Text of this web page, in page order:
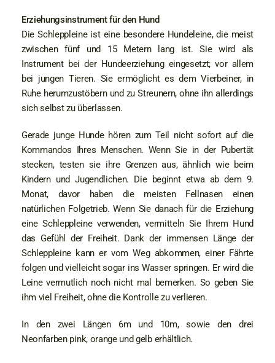
Erziehungsinstrument für den Hund
Die Schleppleine ist eine besondere Hundeleine, die meist
zwischen fünf und 15 Metern lang ist. Sie wird als
Instrument bei der Hundeerziehung eingesetzt; vor allem
bei jungen Tieren. Sie ermöglicht es dem Vierbeiner, in
Ruhe herumzustöbern und zu Streunern, ohne ihn allerdings
sich selbst zu überlassen.
Gerade junge Hunde hören zum Teil nicht sofort auf die
Kommandos Ihres Menschen. Wenn Sie in der Pubertät
stecken, testen sie ihre Grenzen aus, ähnlich wie beim
Kindern und Jugendlichen. Die beginnt etwa ab dem 9.
Monat, davor haben die meisten Fellnasen einen
natürlichen Folgetrieb. Wenn Sie danach für die Erziehung
eine Schleppleine verwenden, vermitteln Sie Ihrem Hund
das Gefühl der Freiheit. Dank der immensen Länge der
Schleppleine kann er vom Weg abkommen, einer Fährte
folgen und vielleicht sogar ins Wasser springen. Er wird die
Leine vermutlich noch nicht mal bemerken. So geben Sie
ihm viel Freiheit, ohne die Kontrolle zu verlieren.
In den zwei Längen 6m und 10m, sowie den drei
Neonfarben pink, orange und gelb erhältlich.